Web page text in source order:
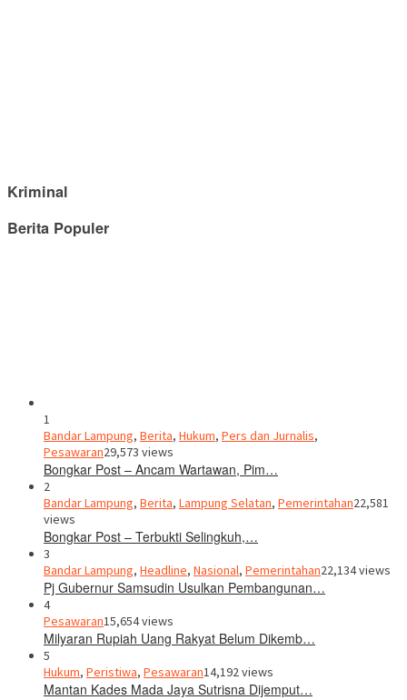
Kriminal
Berita Populer
1
Bandar Lampung, Berita, Hukum, Pers dan Jurnalis,
Pesawaran29,573 views
Bongkar Post – Ancam Wartawan, Pim…
2
Bandar Lampung, Berita, Lampung Selatan, Pemerintahan22,581
views
Bongkar Post – Terbukti Selingkuh,…
3
Bandar Lampung, Headline, Nasional, Pemerintahan22,134 views
Pj Gubernur Samsudin Usulkan Pembangunan…
4
Pesawaran15,654 views
Milyaran Rupiah Uang Rakyat Belum Dikemb…
5
Hukum, Peristiwa, Pesawaran14,192 views
Mantan Kades Mada Jaya Sutrisna Dijemput…